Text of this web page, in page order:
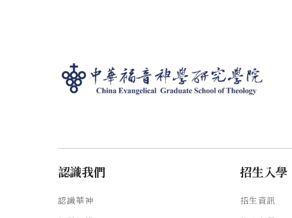
認識我們
認識華神
招生入學
招生資訊